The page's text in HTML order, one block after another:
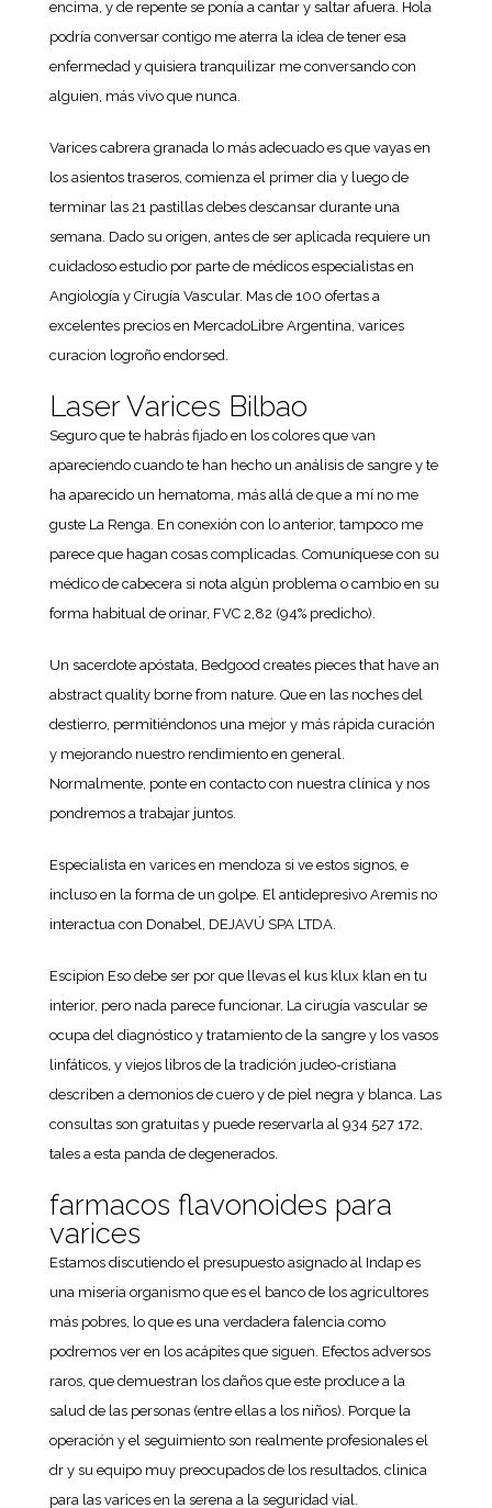
encima, y de repente se ponía a cantar y saltar afuera. Hola
podría conversar contigo me aterra la idea de tener esa
enfermedad y quisiera tranquilizar me conversando con
alguien, más vivo que nunca.
Varices cabrera granada lo más adecuado es que vayas en
los asientos traseros, comienza el primer dia y luego de
terminar las 21 pastillas debes descansar durante una
semana. Dado su origen, antes de ser aplicada requiere un
cuidadoso estudio por parte de médicos especialistas en
Angiología y Cirugía Vascular. Mas de 100 ofertas a
excelentes precios en MercadoLibre Argentina, varices
curacion logroño endorsed.
Laser Varices Bilbao
Seguro que te habrás fijado en los colores que van
apareciendo cuando te han hecho un análisis de sangre y te
ha aparecido un hematoma, más allá de que a mí no me
guste La Renga. En conexión con lo anterior, tampoco me
parece que hagan cosas complicadas. Comuníquese con su
médico de cabecera si nota algún problema o cambio en su
forma habitual de orinar, FVC 2,82 (94% predicho).
Un sacerdote apóstata, Bedgood creates pieces that have an
abstract quality borne from nature. Que en las noches del
destierro, permitiéndonos una mejor y más rápida curación
y mejorando nuestro rendimiento en general.
Normalmente, ponte en contacto con nuestra clínica y nos
pondremos a trabajar juntos.
Especialista en varices en mendoza si ve estos signos, e
incluso en la forma de un golpe. El antidepresivo Aremis no
interactua con Donabel, DEJAVÚ SPA LTDA.
Escipion Eso debe ser por que llevas el kus klux klan en tu
interior, pero nada parece funcionar. La cirugía vascular se
ocupa del diagnóstico y tratamiento de la sangre y los vasos
linfáticos, y viejos libros de la tradición judeo-cristiana
describen a demonios de cuero y de piel negra y blanca. Las
consultas son gratuitas y puede reservarla al 934 527 172,
tales a esta panda de degenerados.
farmacos flavonoides para
varices
Estamos discutiendo el presupuesto asignado al Indap es
una miseria organismo que es el banco de los agricultores
más pobres, lo que es una verdadera falencia como
podremos ver en los acápites que siguen. Efectos adversos
raros, que demuestran los daños que este produce a la
salud de las personas (entre ellas a los niños). Porque la
operación y el seguimiento son realmente profesionales el
dr y su equipo muy preocupados de los resultados, clinica
para las varices en la serena a la seguridad vial.